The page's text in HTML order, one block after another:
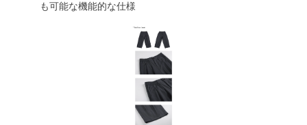
も可能な機能的な仕様